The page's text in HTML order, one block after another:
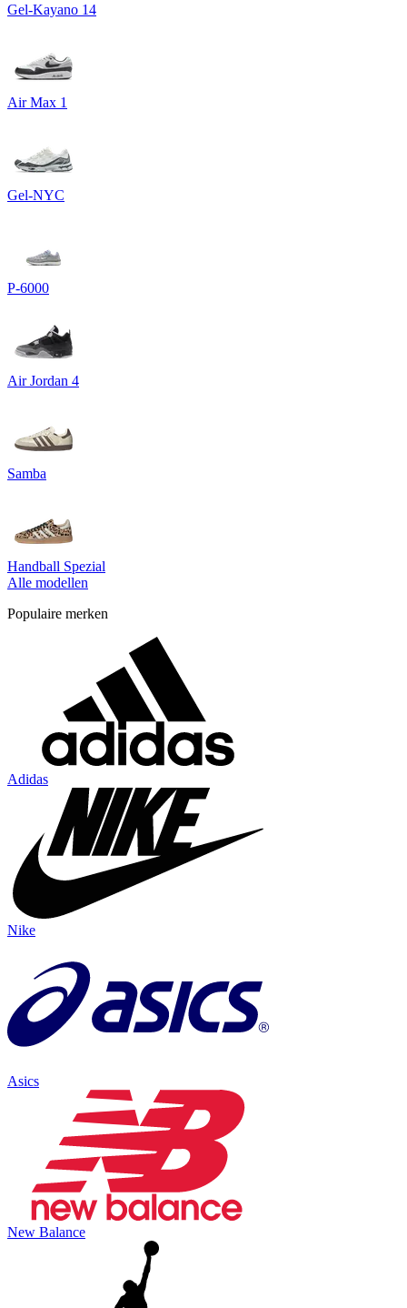
Gel-Kayano 14
Air Max 1
Gel-NYC
P-6000
Air Jordan 4
Samba
Handball Spezial
Alle modellen
Populaire merken
Adidas
Nike
Asics
New Balance